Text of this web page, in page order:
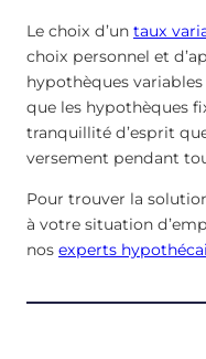
Le choix d’un taux
choix personnel et
hypothèques
que les hypothèques
tranquillité d’esprit
versement pendant
Pour trouver la
à votre situation
nos experts